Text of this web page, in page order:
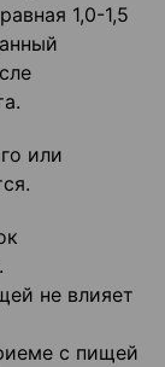
1,0-1,5
или
не влияет
с пищей